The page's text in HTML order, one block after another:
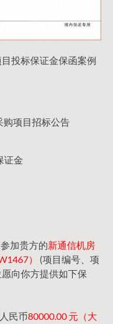
投标保证金保函案例
购项目招标公告
证金
加贵方的新通信机房
）
(项目编号、项
向你方提供如下保
民币80000.00 元（大